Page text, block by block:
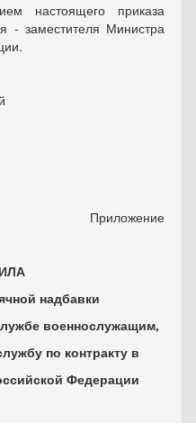
настоящего приказа
- заместителя Министра
Приложение
надбавки
военнослужащим,
по контракту в
Федерации